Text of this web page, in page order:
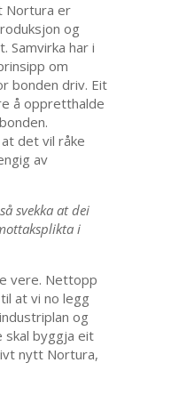
Nortura er
og
Samvirka har i
om
bonden driv. Eit
å oppretthalde
det vil råke
av
svekka at dei
i
vere. Nettopp
at vi no legg
og
skal byggja eit
nytt Nortura,